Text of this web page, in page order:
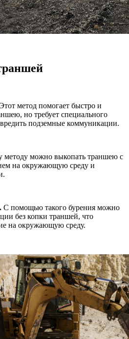
метод помогает быстро и
но требует специального
подземные коммуникации.
методу можно выкопать траншею с
на окружающую среду и
C помощью такого бурения можно
без копки траншей, что
на окружающую среду.